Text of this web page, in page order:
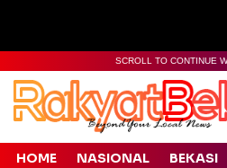
SCROLL TO CONTINUE
HOME NASIONAL BEKASI